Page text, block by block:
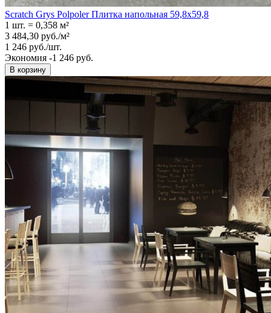
Scratch Grys Polpoler Плитка напольная 59,8x59,8
1 шт. = 0,358 м²
3 484,30 руб./м²
1 246 руб./шт.
Экономия -1 246 руб.
В корзину